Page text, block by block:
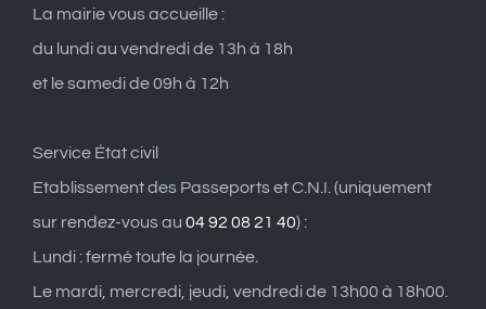
La mairie vous accueille :
du lundi au vendredi de 13h à 18h
et le samedi de 09h à 12h
Service État civil
Etablissement des Passeports et C.N.I. (uniquement
sur rendez-vous au 04 92 08 21 40) :
Lundi : fermé toute la journée.
Le mardi, mercredi, jeudi, vendredi de 13h00 à 18h00.